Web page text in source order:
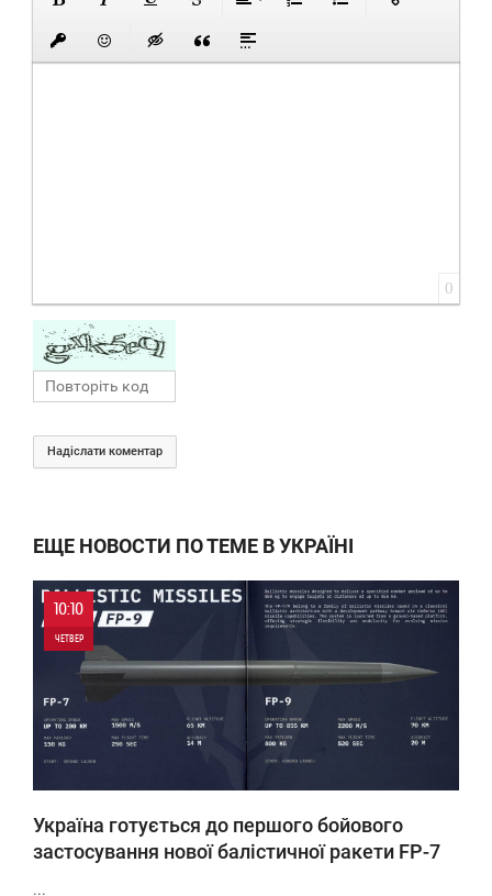
0
Надіслати коментар
ЕЩЕ НОВОСТИ ПО ТЕМЕ В УКРАЇНІ
10:10
ЧЕТВЕР
0
Україна готується до першого бойового
застосування нової балістичної ракети FP-7
...